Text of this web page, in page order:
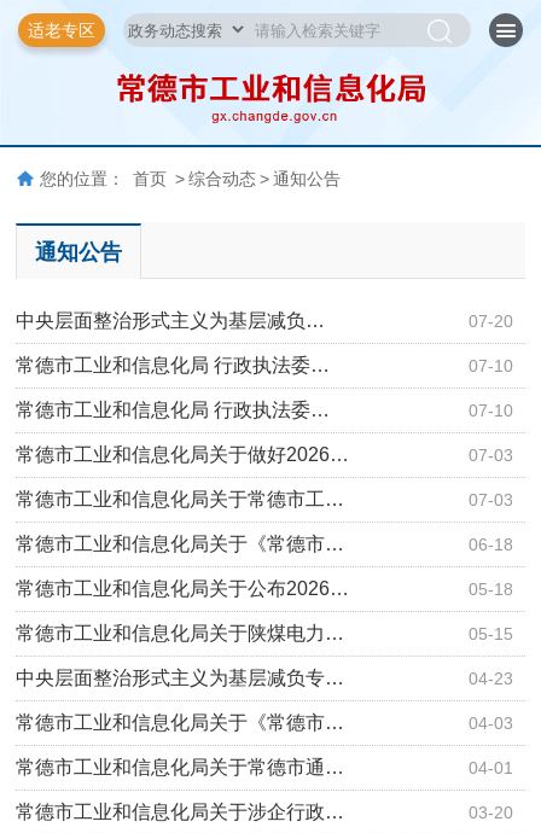
适老专区
您的位置： 首页 > 综合动态 > 通知公告
通知公告
07-20
中央层面整治形式主义为基层减负…
07-10
常德市工业和信息化局 行政执法委…
07-10
常德市工业和信息化局 行政执法委…
07-03
常德市工业和信息化局关于做好2026…
07-03
常德市工业和信息化局关于常德市工…
06-18
常德市工业和信息化局关于《常德市…
05-18
常德市工业和信息化局关于公布2026…
05-15
常德市工业和信息化局关于陕煤电力…
04-23
中央层面整治形式主义为基层减负专…
04-03
常德市工业和信息化局关于《常德市…
04-01
常德市工业和信息化局关于常德市通…
03-20
常德市工业和信息化局关于涉企行政…